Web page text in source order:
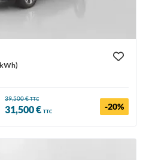
39,500 €TTC
31,500 € TTC -20%